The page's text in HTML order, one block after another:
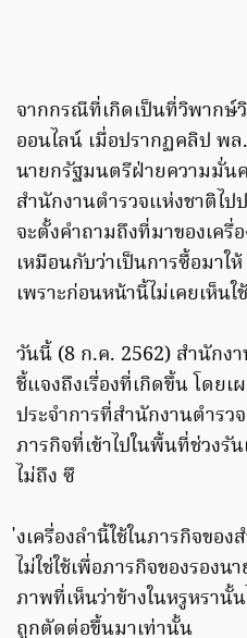
จากกรณีที่เกิดเป็นที่วิพากษ์
ออนไลน์ เมื่อปรากฏคลิป พ
นายกรัฐมนตรีฝ่ายความมั่น
สำนักงานตำรวจแห่งชาติไ
จะตั้งคำถามถึงที่มาของเครื่
เหมือนกับว่าเป็นการซื้อมาใ
เพราะก่อนหน้านี้ไม่เคยเห็น
วันนี้ (8 ก.ค. 2562) สำนักง
ชี้แจงถึงเรื่องที่เกิดขึ้น โดยเ
ประจำการที่สำนักงานตำรว
ภารกิจที่เข้าไปในพื้นที่ช่วงรั
ไม่ถึง ซึ
งเครื่องลำนี้ใช้ในภารกิจขอ
ไม่ใช่ใช้เพื่อภารกิจของรอง
ภาพที่เห็นว่าข้างในหรูหรานั้
ถูกตัดต่อขึ้นมาเท่านั้น